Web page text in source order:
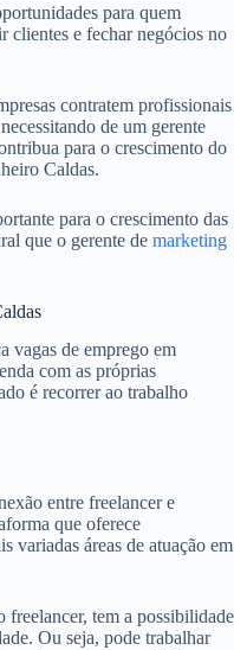
para quem
clientes e fechar negócios no
contratem profissionais
de um gerente
para o crescimento do
Caldas.
para o crescimento das
que o gerente de marketing
vagas de emprego em
com as próprias
é recorrer ao trabalho
entre freelancer e
que oferece
variadas áreas de atuação em
freelancer, tem a possibilidade
Ou seja, pode trabalhar